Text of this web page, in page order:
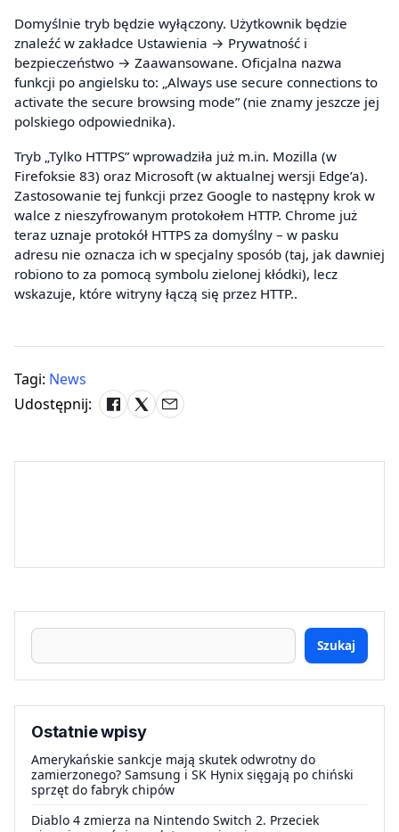
Domyślnie tryb będzie wyłączony. Użytkownik będzie
znaleźć w zakładce Ustawienia → Prywatność i
bezpieczeństwo → Zaawansowane. Oficjalna nazwa
funkcji po angielsku to: „Always use secure connections to
activate the secure browsing mode” (nie znamy jeszcze jej
polskiego odpowiednika).
Tryb „Tylko HTTPS” wprowadziła już m.in. Mozilla (w
Firefoksie 83) oraz Microsoft (w aktualnej wersji Edge’a).
Zastosowanie tej funkcji przez Google to następny krok w
walce z nieszyfrowanym protokołem HTTP. Chrome już
teraz uznaje protokół HTTPS za domyślny – w pasku
adresu nie oznacza ich w specjalny sposób (taj, jak dawniej
robiono to za pomocą symbolu zielonej kłódki), lecz
wskazuje, które witryny łączą się przez HTTP..
Tagi: News
Udostępnij:
Szukaj
Ostatnie wpisy
Amerykańskie sankcje mają skutek odwrotny do
zamierzonego? Samsung i SK Hynix sięgają po chiński
sprzęt do fabryk chipów
Diablo 4 zmierza na Nintendo Switch 2. Przeciek